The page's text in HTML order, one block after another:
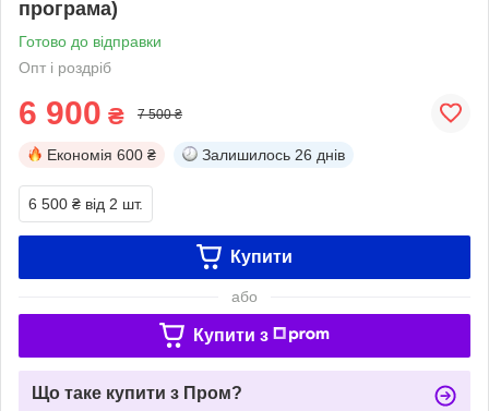
програма)
Готово до відправки
Опт і роздріб
6 900 ₴ 7 500 ₴
Економія 600 ₴ Залишилось 26 днів
6 500 ₴ від 2 шт.
Купити
або
Купити з
Що таке купити з Пром?